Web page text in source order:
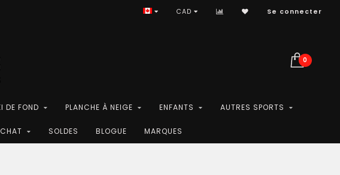
CAD Se connecter
0
DE FOND PLANCHE À NEIGE ENFANTS AUTRES SPORTS
SOLDES BLOGUE MARQUES